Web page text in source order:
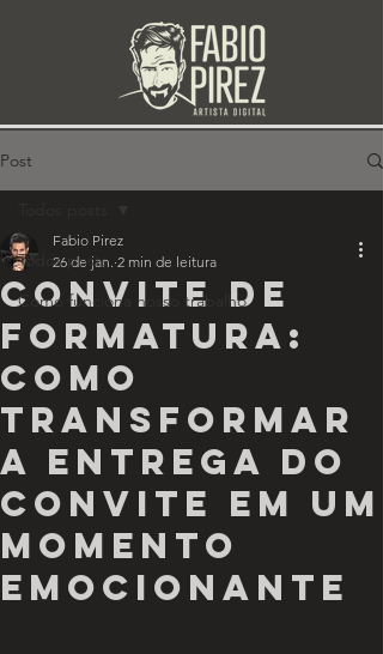
Post
Todos posts
Como funciona nosso trabalho
CONVITE DE
FORMATURA:
COMO
TRANSFORMAR
A ENTREGA DO
CONVITE EM UM
MOMENTO
EMOCIONANTE
Fabio Pirez
26 de jan. 2 min de leitura